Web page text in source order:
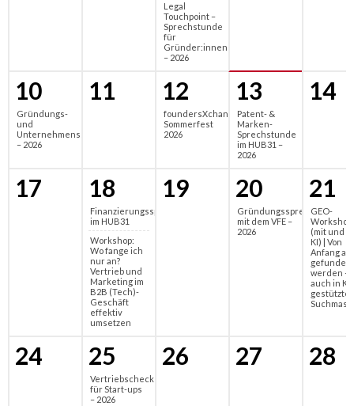
Legal
Touchpoint –
Sprechstunde
für
Gründer:innen
– 2026
10
Gründungs-
und
Unternehmenssprechstunde
– 2026
11 12
foundersXchange
Sommerfest
2026
13
Patent- &
Marken-
Sprechstunde
im HUB31 –
2026
14
17 18
Finanzierungssprechtag
im HUB31
Workshop:
Wo fange ich
nur an?
Vertrieb und
Marketing im
B2B (Tech)-
Geschäft
effektiv
umsetzen
19 20
Gründungssprechstunde
mit dem VFE –
2026
21
GEO-
Workshop
(mit und
KI) | Von
Anfang an
gefunden
werden –
auch in KI-
24 25
Vertriebscheck
für Start-ups
– 2026
26 27 28